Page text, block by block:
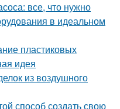
все, что нужно
в идеальном
пластиковых
идея
из воздушного
способ создать свою